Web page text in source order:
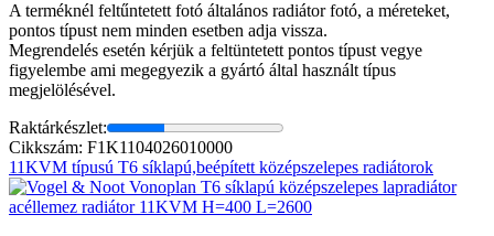
A terméknél feltűntetett fotó általános radiátor fotó, a méreteket,
pontos típust nem minden esetben adja vissza.
Megrendelés esetén kérjük a feltüntetett pontos típust vegye
figyelembe ami megegyezik a gyártó által használt típus
megjelölésével.
Raktárkészlet:
Cikkszám: F1K1104026010000
11KVM típusú T6 síklapú,beépített középszelepes radiátorok